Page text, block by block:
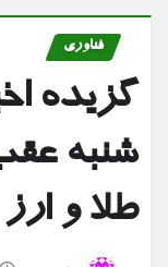
فناوری
گزیده
شنبه
طلا و ارز